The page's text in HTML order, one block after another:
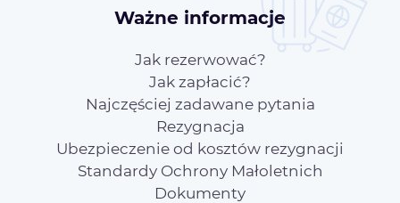
Ważne informacje
Jak rezerwować?
Jak zapłacić?
Najczęściej zadawane pytania
Rezygnacja
Ubezpieczenie od kosztów rezygnacji
Standardy Ochrony Małoletnich
Dokumenty